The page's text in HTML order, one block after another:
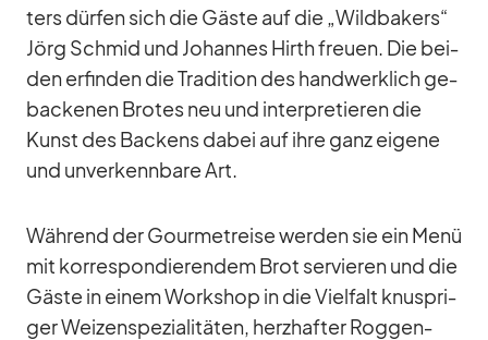
ters dür­fen sich die Gäste auf die „Wild­bak­ers“
Jörg Schmid und Jo­han­nes Hirth freuen. Die bei­
den er­fin­den die Tra­di­tion des hand­werk­lich ge­
ba­cke­nen Bro­tes neu und in­ter­pre­tie­ren die
Kunst des Ba­ckens da­bei auf ihre ganz ei­gene
und un­ver­kenn­bare Art.
Wäh­rend der Gour­met­reise wer­den sie ein Menü
mit kor­re­spon­die­ren­dem Brot ser­vie­ren und die
Gäste in ei­nem Work­shop in die Viel­falt knusp­ri­
ger Wei­zen­spe­zia­li­tä­ten, herz­haf­ter Rog­gen­